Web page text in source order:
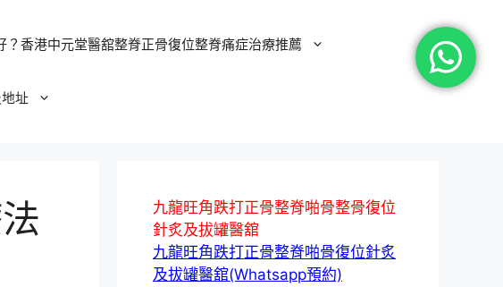
？香港中元堂醫舘整脊正骨復位整脊痛症治療推薦
址
九龍旺角跌打正骨整脊啪骨整骨復位
針炙及拔罐醫舘
九龍旺角跌打正骨整脊啪骨復位針炙
及拔罐醫舘(Whatsapp預約)